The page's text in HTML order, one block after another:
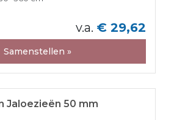
v.a. € 29,62
Samenstellen »
Jaloezieën 50 mm